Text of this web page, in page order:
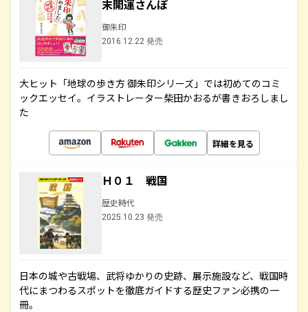
末開運さんぽ
御朱印
2016.12.22 発売
大ヒット「地球の歩き方 御朱印シリーズ」では初めてのコミ
ックエッセイ。イラストレーター柴田かおるが書きおろしまし
た
詳細を見る
Ｈ０１ 戦国
歴史時代
2025.10.23 発売
日本の城や古戦場、武将ゆかりの史跡、展示施設など、戦国時
代にまつわるスポットを徹底ガイドする歴史ファン必携の一
冊。